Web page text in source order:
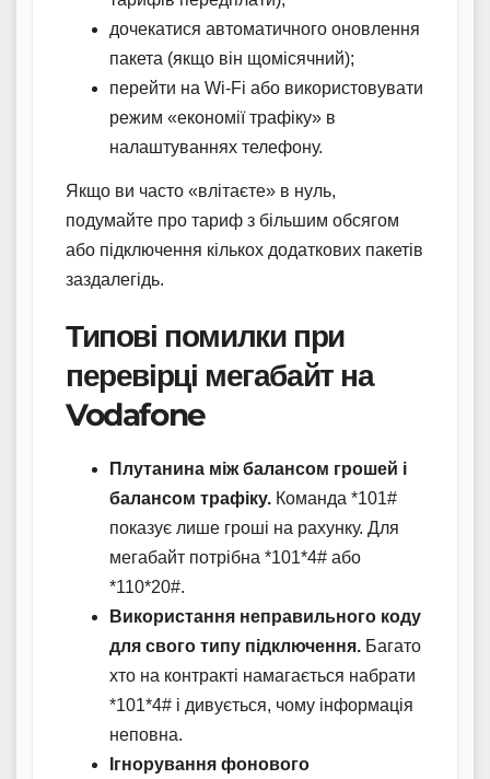
дочекатися автоматичного оновлення
пакета (якщо він щомісячний);
перейти на Wi-Fi або використовувати
режим «економії трафіку» в
налаштуваннях телефону.
Якщо ви часто «влітаєте» в нуль,
подумайте про тариф з більшим обсягом
або підключення кількох додаткових пакетів
заздалегідь.
Типові помилки при
перевірці мегабайт на
Vodafone
Плутанина між балансом грошей і
балансом трафіку. Команда *101#
показує лише гроші на рахунку. Для
мегабайт потрібна *101*4# або
*110*20#.
Використання неправильного коду
для свого типу підключення. Багато
хто на контракті намагається набрати
*101*4# і дивується, чому інформація
неповна.
Ігнорування фонового